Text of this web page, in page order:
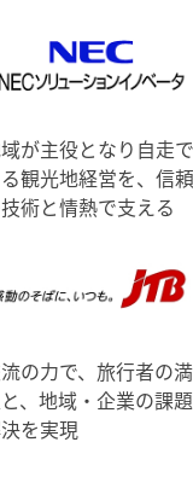
が主役となり自走で
観光地経営を、信頼
術と情熱で支える
の力で、旅行者の満
、地域・企業の課題
を実現